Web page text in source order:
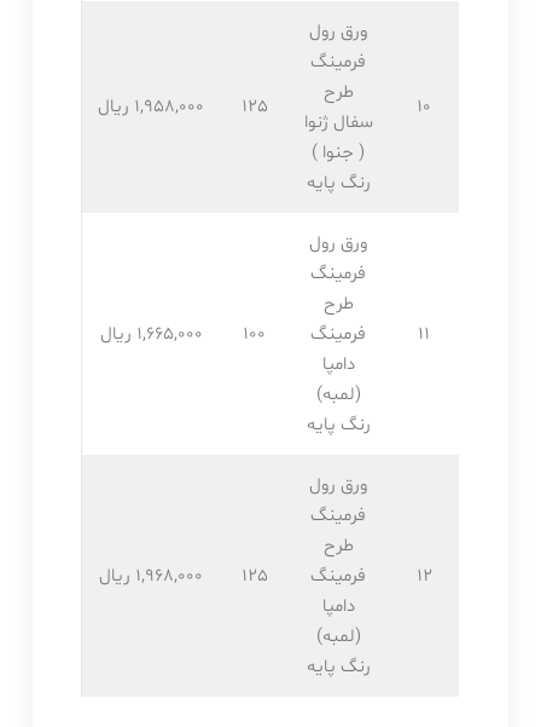
10
ورق رول
فرمینگ
طرح
سفال ژنوا
( جنوا )
رنگ پایه
125 1,958,۰۰۰ ریال
11
ورق رول
فرمینگ
طرح
فرمینگ
دامپا
(لمبه)
رنگ پایه
100 1,665,۰۰۰ ریال
12
ورق رول
فرمینگ
طرح
فرمینگ
دامپا
(لمبه)
رنگ پایه
125 1,968,۰۰۰ ریال